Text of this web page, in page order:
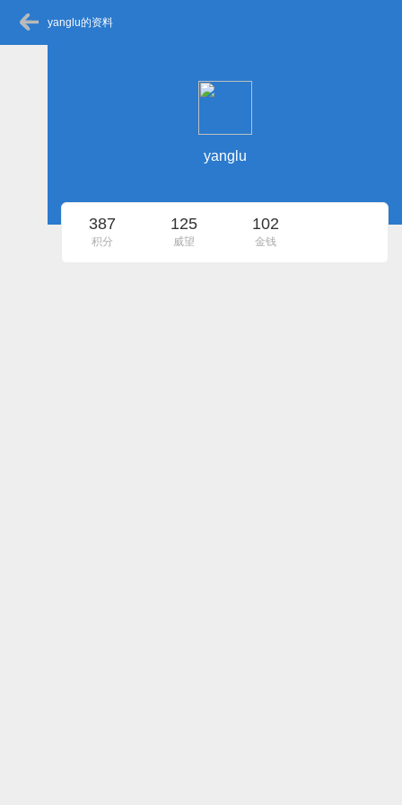
yanglu的资料
yanglu
387
积分
125
威望
102
金钱